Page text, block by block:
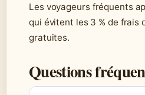
Les voyageurs fréquents
qui évitent les 3 % de frais
gratuites.
Questions